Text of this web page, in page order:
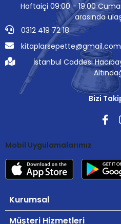
Haftaiçi 09:00 - 19:00
arasında
0312 419 72 18
kitaplarsepette@gmail.com
İstanbul Caddesi
Bizi
Mobil Uygulamalarımız
Kurumsal
Müşteri Hizmetleri